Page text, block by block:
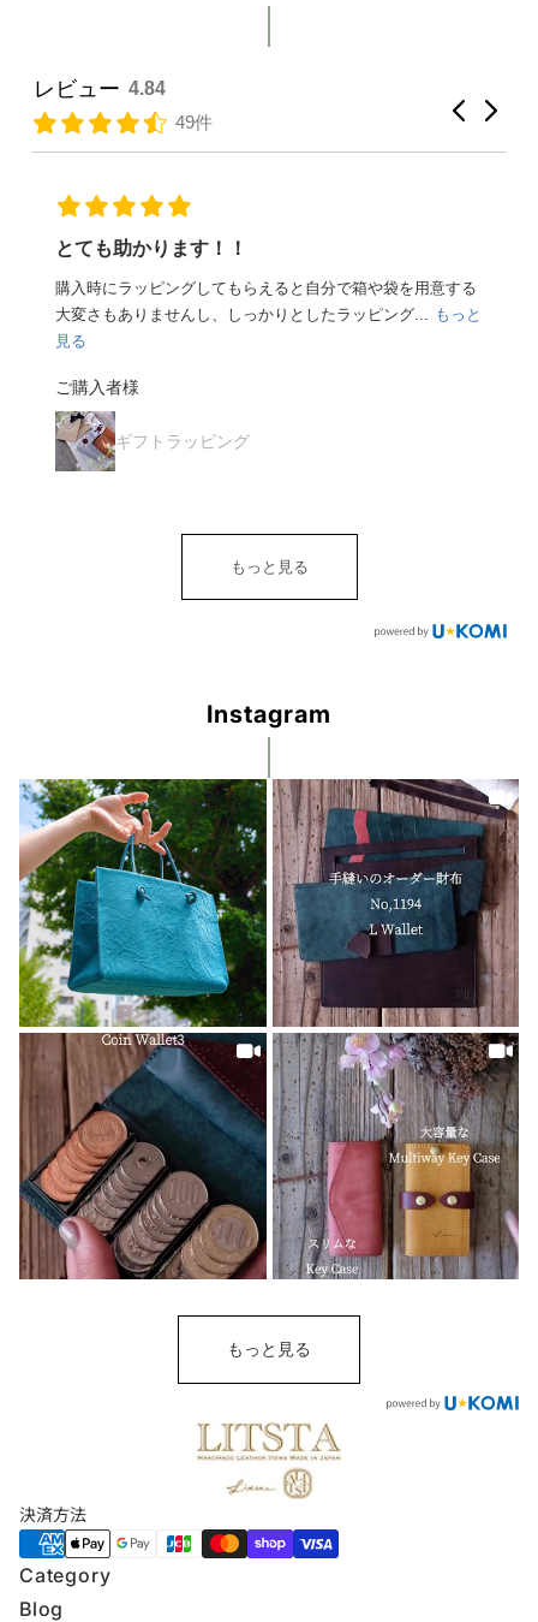
レビュー 4.84
49件
とても助かります！！
購入時にラッピングしてもらえると自分で箱や袋を用意する
大変さもありませんし、しっかりとしたラッピング... もっと
見る
ご購入者様
ギフトラッピング
もっと見る
Instagram
もっと見る
決済方法
Category
Blog